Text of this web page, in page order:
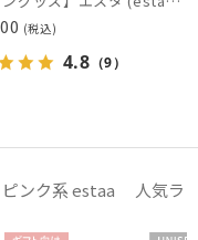
(税込)
4.8 （9）
ピンク系 estaa 人気ラ